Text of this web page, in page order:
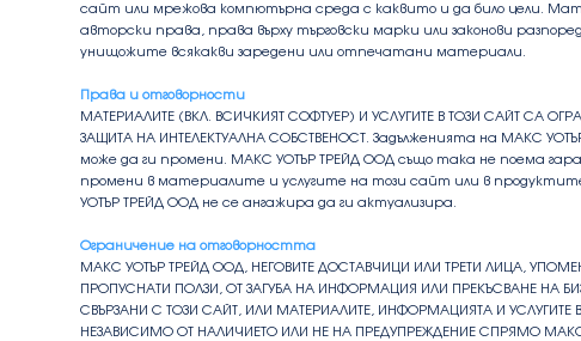
сайт или мрежова компютърна среда с каквито и да било цели.
авторски права, права върху търговски марки или законови
унищожите всякакви заредени или отпечатани материали.
Права и отговорности
МАТЕРИАЛИТЕ (ВКЛ. ВСИЧКИЯТ СОФТУЕР) И УСЛУГИТЕ В ТОЗИ САЙТ СА
ЗАЩИТА НА ИНТЕЛЕКТУАЛНА СОБСТВЕНОСТ. Задълженията на МАКС
може да ги промени. МАКС УОТЪР ТРЕЙД ООД също така не поема
промени в материалите и услугите на този сайт или в
УОТЪР ТРЕЙД ООД не се ангажира да ги актуализира.
Ограничение на отговорността
МАКС УОТЪР ТРЕЙД ООД, НЕГОВИТЕ ДОСТАВЧИЦИ ИЛИ ТРЕТИ ЛИЦА,
ПРОПУСНАТИ ПОЛЗИ, ОТ ЗАГУБА НА ИНФОРМАЦИЯ ИЛИ ПРЕКЪСВАНЕ НА
СВЪРЗАНИ С ТОЗИ САЙТ, ИЛИ МАТЕРИАЛИТЕ, ИНФОРМАЦИЯТА И
НЕЗАВИСИМО ОТ НАЛИЧИЕТО ИЛИ НЕ НА ПРЕДУПРЕЖДЕНИЕ СПРЯМО МАКС